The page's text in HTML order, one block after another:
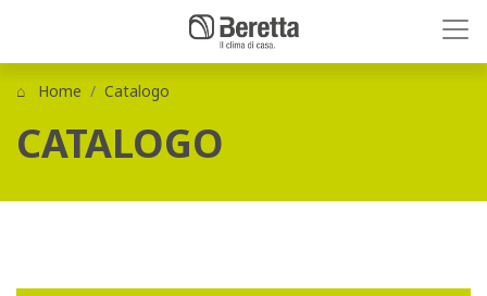
Home Catalogo
CATALOGO